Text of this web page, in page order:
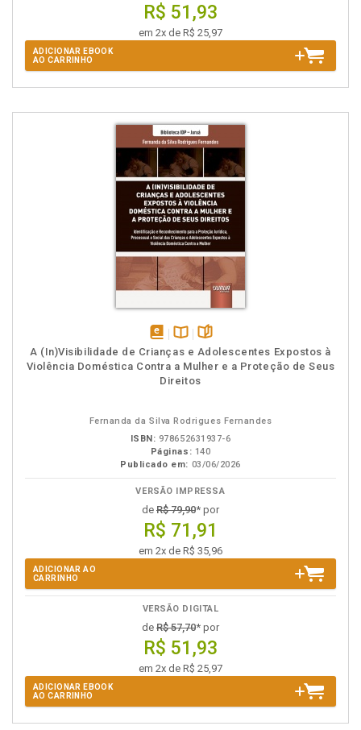
R$ 51,93
em 2x de R$ 25,97
ADICIONAR EBOOK
AO CARRINHO
disponível
em
eBook
Disponível
na
B.V.
páginas
A (In)Visibilidade de Crianças e Adolescentes Expostos à
Violência Doméstica Contra a Mulher e a Proteção de Seus
Direitos
Fernanda da Silva Rodrigues Fernandes
ISBN: 978652631937-6
Páginas: 140
Publicado em: 03/06/2026
VERSÃO IMPRESSA
de R$ 79,90* por
R$ 71,91
em 2x de R$ 35,96
ADICIONAR AO
CARRINHO
VERSÃO DIGITAL
de R$ 57,70* por
R$ 51,93
em 2x de R$ 25,97
ADICIONAR EBOOK
AO CARRINHO